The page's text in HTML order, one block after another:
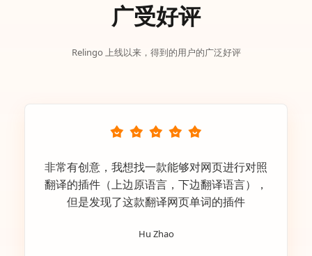
广受好评
Relingo 上线以来，得到的用户的广泛好评
非常有创意，我想找一款能够对网页进行对照
翻译的插件（上边原语言，下边翻译语言），
但是发现了这款翻译网页单词的插件
Hu Zhao